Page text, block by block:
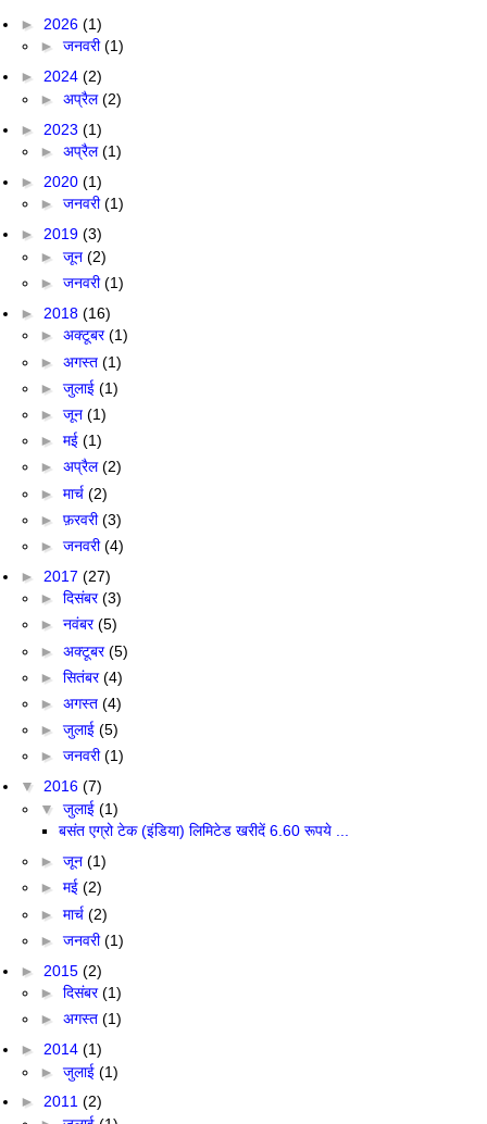
► 2026 (1)
► जनवरी(1)
► 2024 (2)
► अप्रैल(2)
► 2023 (1)
► अप्रैल(1)
► 2020 (1)
► जनवरी(1)
► 2019 (3)
► जून (2)
► जनवरी(1)
► 2018 (16)
► अक्टूबर(1)
► अगस्त (1)
► जुलाई (1)
► जून (1)
► मई (1)
► अप्रैल(2)
► मार्च (2)
► फ़रवरी(3)
► जनवरी(4)
► 2017 (27)
► दिसंबर(3)
► नवंबर(5)
► अक्टूबर(5)
► सितंबर(4)
► अगस्त (4)
► जुलाई (5)
► जनवरी(1)
▼ 2016 (7)
▼ जुलाई (1)
बसंत एग्रो टेक (इंडिया) लिमिटेड खरीदें 6.60 रूपये ...
► जून (1)
► मई (2)
► मार्च (2)
► जनवरी(1)
► 2015 (2)
► दिसंबर(1)
► अगस्त (1)
► 2014 (1)
► जुलाई (1)
► 2011 (2)